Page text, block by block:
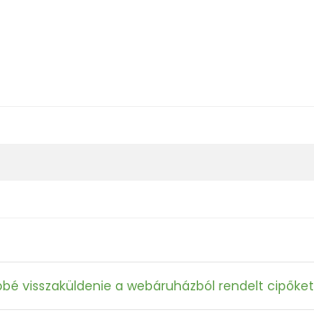
visszaküldenie a webáruházból rendelt cipőket